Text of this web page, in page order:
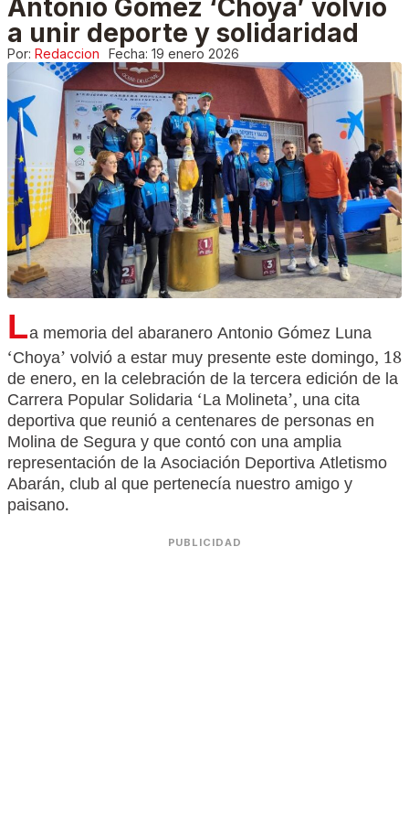
Antonio Gómez ‘Choya’ volvió
a unir deporte y solidaridad
Por: Redaccion Fecha: 19 enero 2026
La memoria del abaranero Antonio Gómez Luna
‘Choya’ volvió a estar muy presente este domingo, 18
de enero, en la celebración de la tercera edición de la
Carrera Popular Solidaria ‘La Molineta’, una cita
deportiva que reunió a centenares de personas en
Molina de Segura y que contó con una amplia
representación de la Asociación Deportiva Atletismo
Abarán, club al que pertenecía nuestro amigo y
paisano.
PUBLICIDAD